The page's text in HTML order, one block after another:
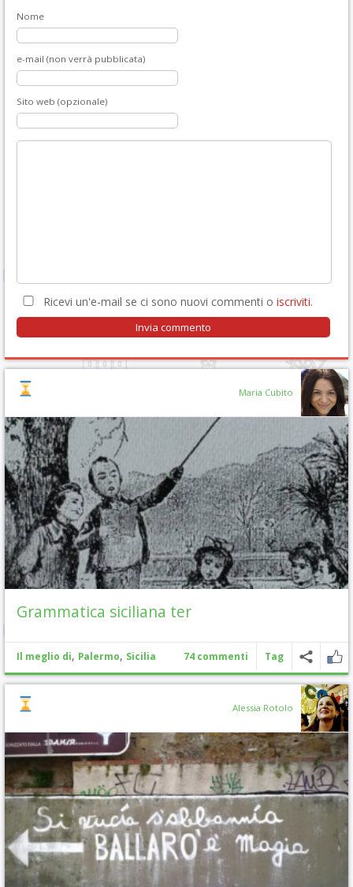
Nome
e-mail (non verrà pubblicata)
Sito web (opzionale)
Ricevi un'e-mail se ci sono nuovi commenti o iscriviti.
Maria Cubito
Grammatica siciliana ter
Il meglio di, Palermo, Sicilia 74 commenti Tag
Alessia Rotolo